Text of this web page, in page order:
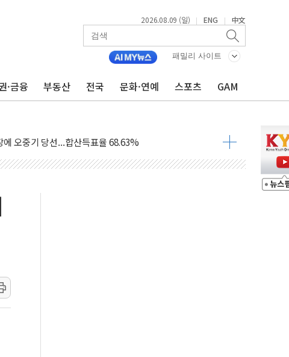
2026.08.09 (일) | ENG | 中文
패밀리 사이트
·금융 부동산 전국 문화·연예 스포츠 GAM
...'두천~하당'·'올미골교' 차량 통행 선제 제한
사고 발생…작업자 1명 숨져
서 50대 숨진 채 발견...경찰, 조사 중
누적 1.48%p 차 선두 유지...金 46.01% vs 鄭 44.53%
살해 10대 구속…범행 후 반려견도 죽여
경선서 정청래에 승리…金 48.54% vs 鄭 44.40%
과 발표...김민석 47.37% 정청래 45.71% 송영길 6.92%
과 발표...정청래 47.82% 김민석 46.35% 송영길 5.83%
에 '행복상자' 전달
극기 거꾸로' 논란…이틀만에 철거